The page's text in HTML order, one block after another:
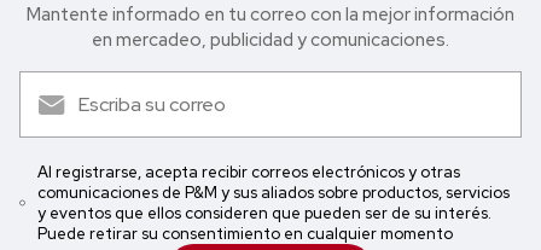
Mantente informado en tu correo con la mejor in formación
en mercadeo, publicidad y comunicaciones.
Al registrarse, acepta recibir correos electrónicos y otras
comunicaciones de P&M y sus aliados sobre productos, servicios
y eventos que ellos consideren que pueden ser de su interés.
Puede retirar su consentimiento en cualquier momento